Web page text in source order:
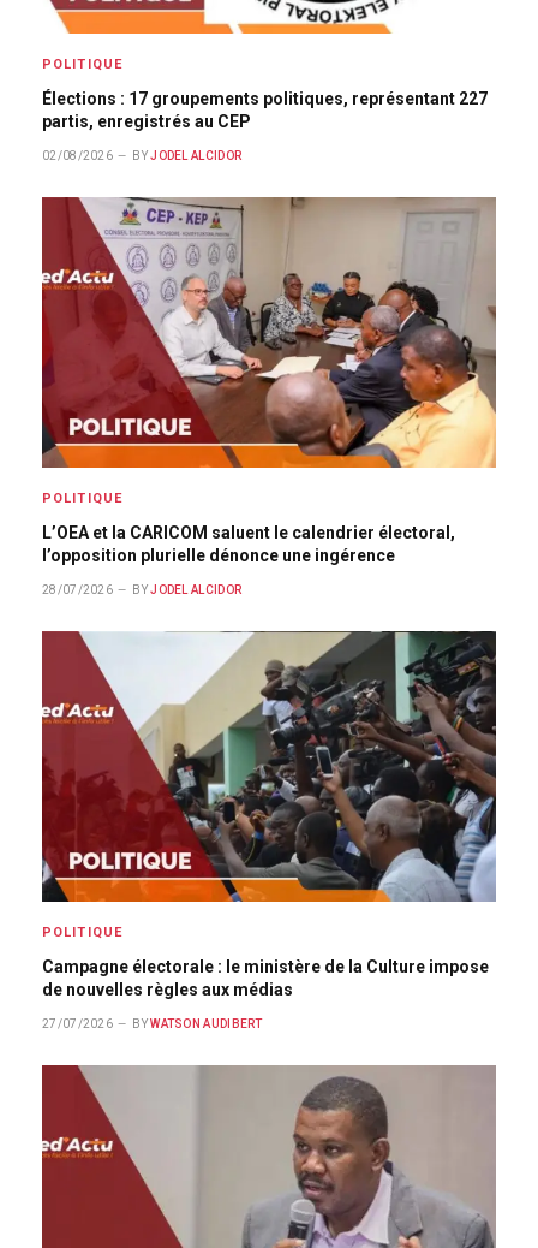
POLITIQUE
Élections : 17 groupements politiques, représentant 227
partis, enregistrés au CEP
02/08/2026 BY JODEL ALCIDOR
POLITIQUE
L’OEA et la CARICOM saluent le calendrier électoral,
l’opposition plurielle dénonce une ingérence
28/07/2026 BY JODEL ALCIDOR
POLITIQUE
Campagne électorale : le ministère de la Culture impose
de nouvelles règles aux médias
27/07/2026 BY WATSON AUDIBERT